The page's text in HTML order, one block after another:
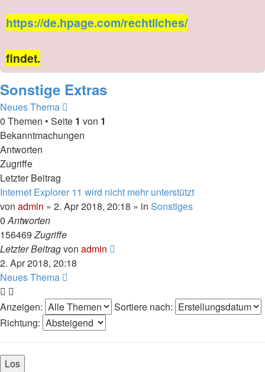
https://de.hpage.com/rechtliches/
findet.
Sonstige Extras
Neues Thema
0 Themen • Seite 1 von 1
Bekanntmachungen
Antworten
Zugriffe
Letzter Beitrag
Internet Explorer 11 wird nicht mehr unterstützt
von admin » 2. Apr 2018, 20:18 » in Sonstiges
0Antworten
156469Zugriffe
Letzter Beitragvon admin
2. Apr 2018, 20:18
Neues Thema
Anzeigen:
Sortiere nach:
Richtung: